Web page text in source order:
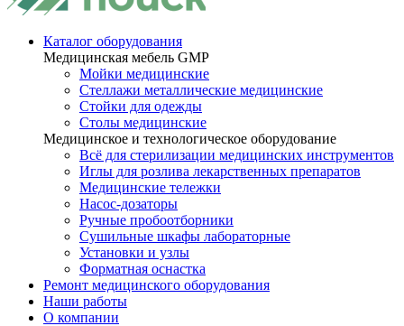
Каталог оборудования
Медицинская мебель GMP
Мойки медицинские
Стеллажи металлические медицинские
Стойки для одежды
Столы медицинские
Медицинское и технологическое оборудование
Всё для стерилизации медицинских инструментов
Иглы для розлива лекарственных препаратов
Медицинские тележки
Насос-дозаторы
Ручные пробоотборники
Сушильные шкафы лабораторные
Установки и узлы
Форматная оснастка
Ремонт медицинского оборудования
Наши работы
О компании